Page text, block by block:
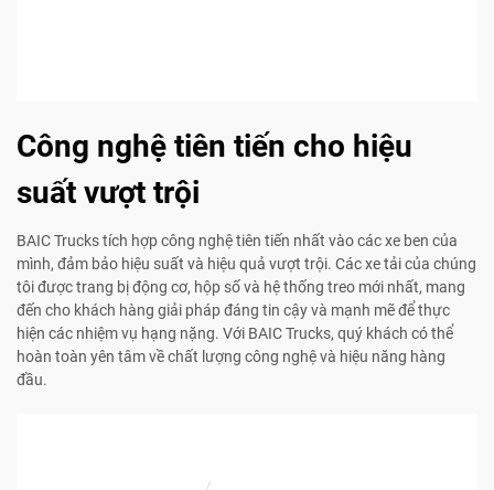
Công nghệ tiên tiến cho hiệu
suất vượt trội
BAIC Trucks tích hợp công nghệ tiên tiến nhất vào các xe ben của
mình, đảm bảo hiệu suất và hiệu quả vượt trội. Các xe tải của chúng
tôi được trang bị động cơ, hộp số và hệ thống treo mới nhất, mang
đến cho khách hàng giải pháp đáng tin cậy và mạnh mẽ để thực
hiện các nhiệm vụ hạng nặng. Với BAIC Trucks, quý khách có thể
hoàn toàn yên tâm về chất lượng công nghệ và hiệu năng hàng
đầu.